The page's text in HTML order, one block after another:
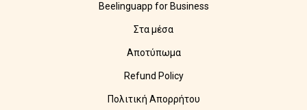
Beelinguapp for Business
Στα μέσα
Αποτύπωμα
Refund Policy
Πολιτική Απορρήτου